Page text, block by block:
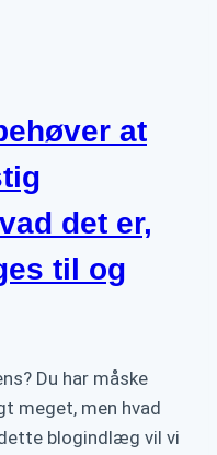
at
det er,
til og
Du har måske
meget, men hvad
blogindlæg vil vi